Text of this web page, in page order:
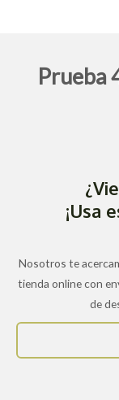
Prueba
¡Usa
Nosotros te
tienda online con
de